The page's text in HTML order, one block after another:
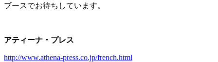
ブースでお待ちしています。
アティーナ・プレス
http://www.athena-press.co.jp/french.html